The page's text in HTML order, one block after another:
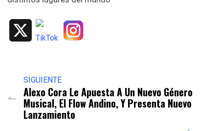
X
SIGUIENTE
Alexo Cora Le Apuesta A Un Nuevo Género
Musical, El Flow Andino, Y Presenta Nuevo
Lanzamiento